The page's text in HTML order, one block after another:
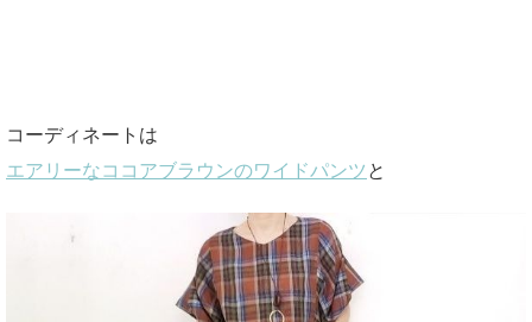
コーディネートは
エアリーなココアブラウンのワイドパンツ と